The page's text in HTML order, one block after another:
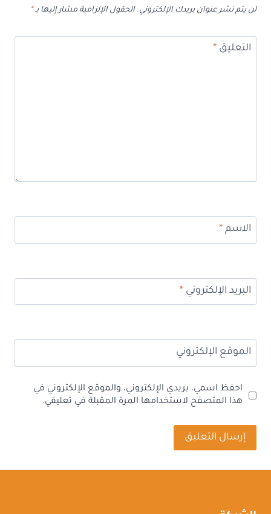
لن يتم نشر عنوان بريدك الإلكتروني. الحقول الإلزامية مشار إليها بـ*
التعليق *
الاسم *
البريد الإلكتروني *
الموقع الإلكتروني
احفظ اسمي، بريدي الإلكتروني، والموقع الإلكتروني في
هذا المتصفح لاستخدامها المرة المقبلة في تعليقي.